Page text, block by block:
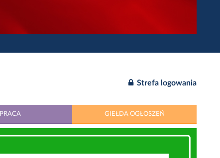
Strefa logowania
PRACA GIEŁDA OGŁOSZEŃ